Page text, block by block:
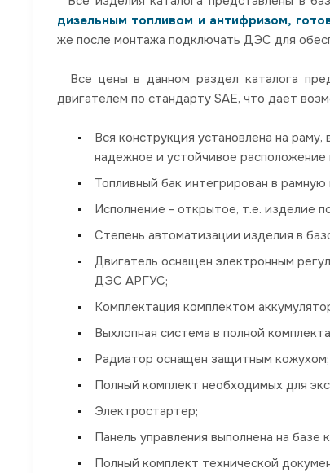
дизельным топливом и антифризом,
же после монтажа подключать ДЭС для
Все цены в данном раздел каталога
двигателем по стандарту SAE, что дает
Вся конструкция установлена на
надежное и устойчивое расположение
Топливный бак интегрирован в
Исполнение - открытое, т.е. изделие
Степень автоматизации изделия в
Двигатель оснащен электронным
ДЭС АРГУС;
Комплектация комплектом
Выхлопная система в полной
Радиатор оснащен защитным кожухом;
Полный комплект необходимых для
Электростартер;
Панель управления выполнена на
Полный комплект технической